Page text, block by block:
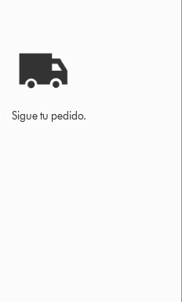
Sigue tu pedido.